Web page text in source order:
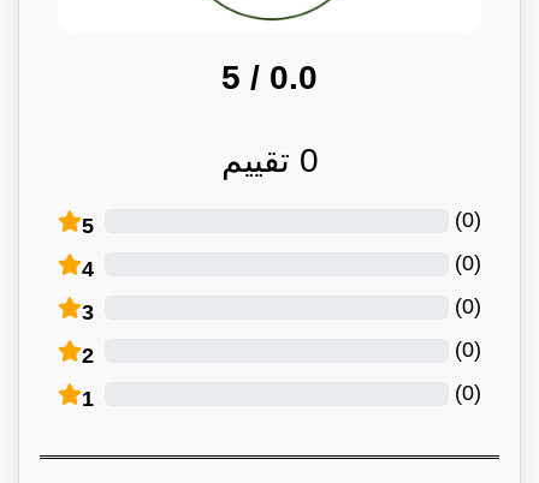
0.0
/ 5
0 تقييم
5 (
0
)
4 (
0
)
3 (
0
)
2 (
0
)
1 (
0
)